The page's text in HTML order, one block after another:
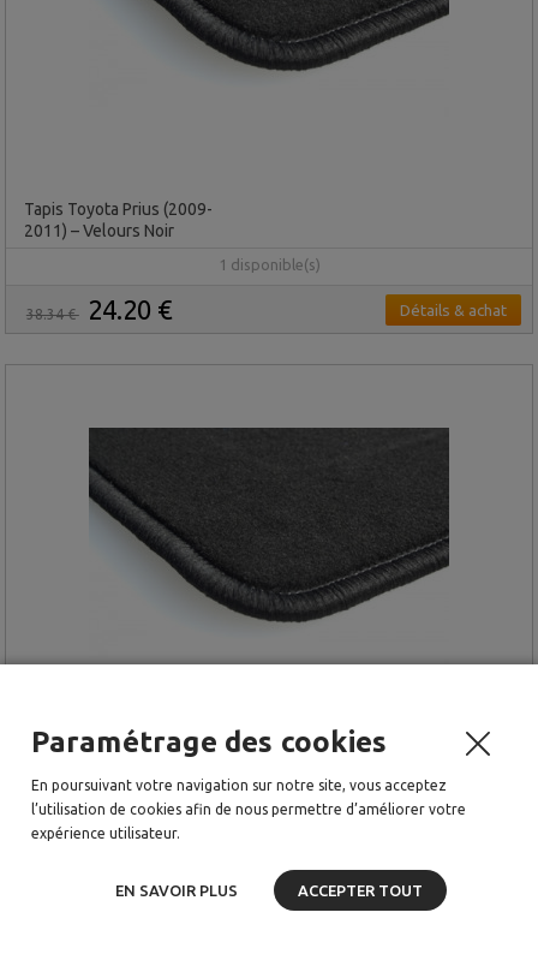
Tapis Toyota Prius (2009-
2011) – Velours Noir
1 disponible(s)
38.34 € 24.20 € Détails & achat
Tapis Toyota Prius (2016-) –
Velours Noir
1 disponible(s)
Paramétrage des cookies
En poursuivant votre navigation sur notre site, vous acceptez
l’utilisation de cookies afin de nous permettre d’améliorer votre
expérience utilisateur.
EN SAVOIR PLUS ACCEPTER TOUT